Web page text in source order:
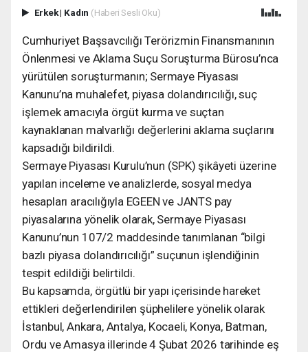
Erkek| Kadın (Haberi Sesli Oku)
Cumhuriyet Başsavcılığı Terörizmin Finansmanının
Önlenmesi ve Aklama Suçu Soruşturma Bürosu’nca
yürütülen soruşturmanın; Sermaye Piyasası
Kanunu’na muhalefet, piyasa dolandırıcılığı, suç
işlemek amacıyla örgüt kurma ve suçtan
kaynaklanan malvarlığı değerlerini aklama suçlarını
kapsadığı bildirildi.
Sermaye Piyasası Kurulu’nun (SPK) şikâyeti üzerine
yapılan inceleme ve analizlerde, sosyal medya
hesapları aracılığıyla EGEEN ve JANTS pay
piyasalarına yönelik olarak, Sermaye Piyasası
Kanunu’nun 107/2 maddesinde tanımlanan “bilgi
bazlı piyasa dolandırıcılığı” suçunun işlendiğinin
tespit edildiği belirtildi.
Bu kapsamda, örgütlü bir yapı içerisinde hareket
ettikleri değerlendirilen şüphelilere yönelik olarak
İstanbul, Ankara, Antalya, Kocaeli, Konya, Batman,
Ordu ve Amasya illerinde 4 Şubat 2026 tarihinde eş